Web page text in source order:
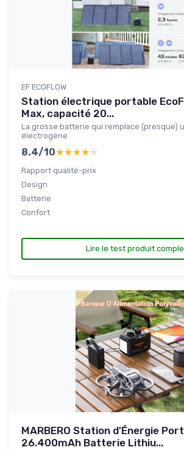
EF ECOFLOW
Station électrique portable
Max, capacité 20...
La grosse batterie qui remplace (presque)
électrogène
8.4/10★★★★★
★★★★★
Rapport qualité-prix
Design
Batterie
Confort
Lire le test produit
MARBERO Station d'Énergie
26.400mAh Batterie Lithiu...